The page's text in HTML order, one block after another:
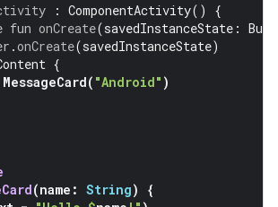
: ComponentActivity()
{
fun onCreate(savedInstanceState :
.onCreate(savedInstanceState)
{
MessageCard( "Android" )
(name : String)
{